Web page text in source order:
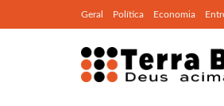
Geral Política Economia